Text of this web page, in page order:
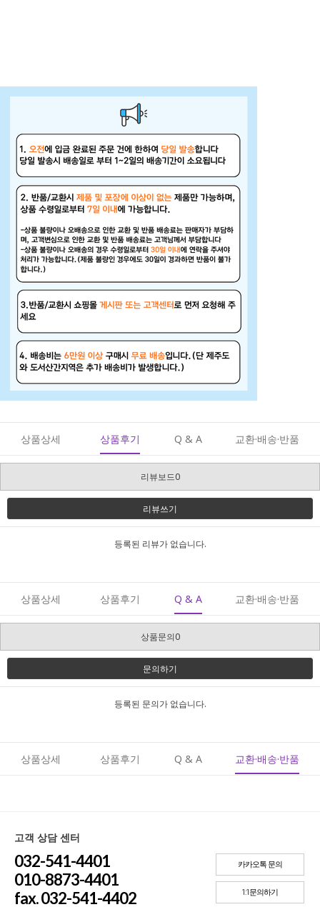
상품상세 상품후기 Q & A 교환·배송·반품
리뷰보드0
리뷰쓰기
등록된 리뷰가 없습니다.
상품상세 상품후기 Q & A 교환·배송·반품
상품문의0
문의하기
등록된 문의가 없습니다.
상품상세 상품후기 Q & A 교환·배송·반품
고객 상담 센터
032-541-4401
010-8873-4401
fax. 032-541-4402
카카오톡 문의
1:1문의하기